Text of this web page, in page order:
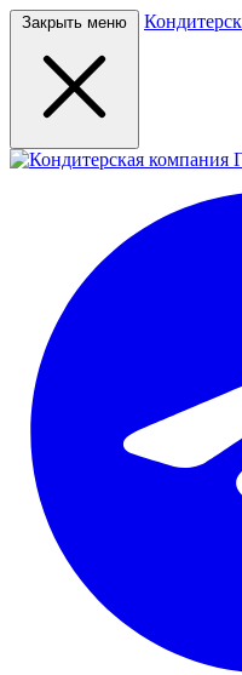
Закрыть меню